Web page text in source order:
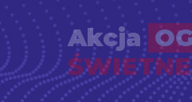
Akcja
ŚWIETNE